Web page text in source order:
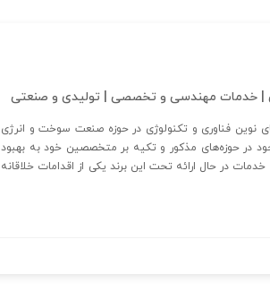
| خدمات مهندسی و تخصصی | تولیدی و صنعتی
فناوری و تکنولوژی در حوزه صنعت سوخت و انرژی
در حوزه‌های مذکور و تکیه بر متخصصین خود به بهبود
در حال ارائه تحت این برند یکی از اقدامات خلاقانه